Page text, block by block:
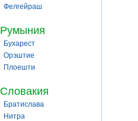
Фелгейраш
Румыния
Бухарест
Орэштие
Плоешти
Словакия
Братислава
Нитра